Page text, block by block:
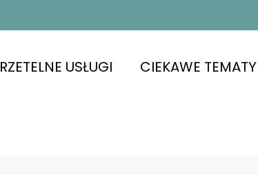
RZETELNE USŁUGI CIEKAWE TEMATY